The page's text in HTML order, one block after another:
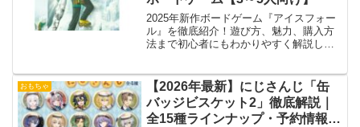
2025年新作ボードゲーム『アイスフォー
ル』を徹底紹介！遊び方、魅力、購入方
法まで初心者にもわかりやすく解説しま
おもちゃ
【2026年最新】にじさんじ「缶
バッジビスケット2」徹底解説｜
全15種ラインナップ・予約情報・